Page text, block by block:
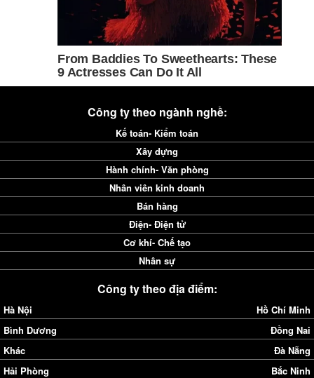
Công ty theo ngành nghề:
Kế toán- Kiểm toán
Xây dựng
Hành chính- Văn phòng
Nhân viên kinh doanh
Bán hàng
Điện- Điện tử
Cơ khí- Chế tạo
Nhân sự
Công ty theo địa điểm:
Hà Nội
Hồ Chí Minh
Bình Dương
Đồng Nai
Khác
Đà Nẵng
Hải Phòng
Bắc Ninh